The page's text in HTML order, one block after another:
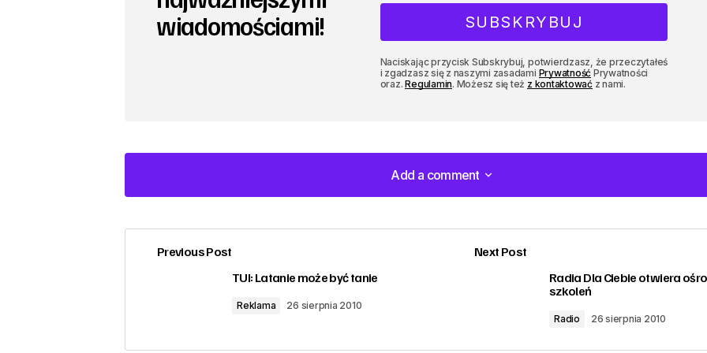
wiadomościami!
Naciskając przycisk Subskrybuj, potwierdzasz, że przeczytałeś
i zgadzasz się z naszymi zasadami Prywatność Prywatności
oraz.Regulamin. Możesz się też z kontaktowaćz nami.
Add a comment
Add a comment
zalogować
Previous Post
TUI: Latanie może być tanie
Reklama 26 sierpnia 2010
Next Post
Radia Dla Ciebie otwiera
szkoleń
Radio 26 sierpnia 2010